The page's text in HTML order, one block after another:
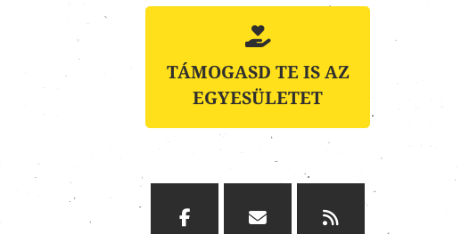
TÁMOGASD TE IS AZ
EGYESÜLETET